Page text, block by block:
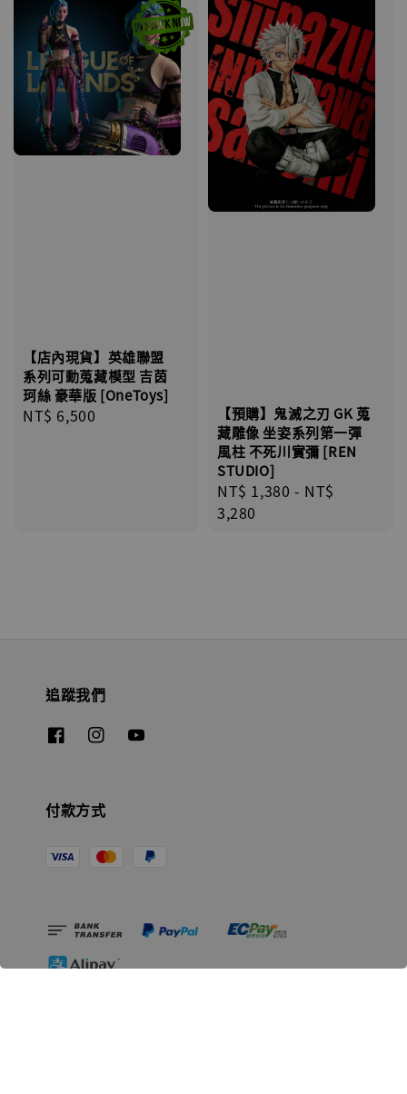
【店內現貨】英雄聯盟
系列可動蒐藏模型 吉茵
珂絲 豪華版 [OneToys]
Regular
NT$ 6,500
【預購】鬼滅之刃 GK 蒐
藏雕像 坐姿系列第一彈
風柱 不死川實彌 [REN
STUDIO]
Regular
price
NT$ 1,380 - NT$
3,280
追蹤我們
付款方式